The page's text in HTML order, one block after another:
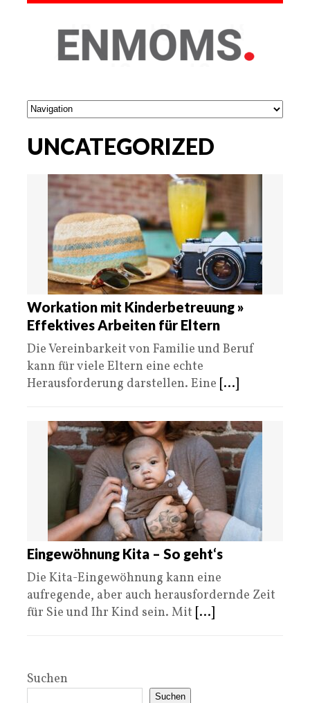
UNCATEGORIZED
Workation mit Kinderbetreuung »
Effektives Arbeiten für Eltern
Die Vereinbarkeit von Familie und Beruf
kann für viele Eltern eine echte
Herausforderung darstellen. Eine [...]
Eingewöhnung Kita – So geht‘s
Die Kita-Eingewöhnung kann eine
aufregende, aber auch herausfordernde Zeit
für Sie und Ihr Kind sein. Mit [...]
Suchen
Suchen